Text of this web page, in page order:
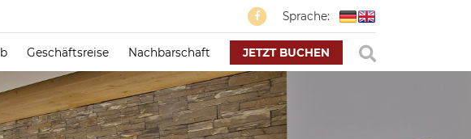
Sprache:
Geschäftsreise Nachbarschaft JETZT BUCHEN